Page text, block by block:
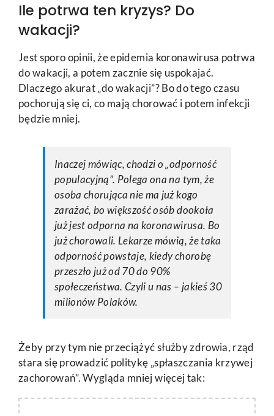
Ile potrwa ten kryzys? Do
wakacji?
Jest sporo opinii, że epidemia koronawirusa potrwa
do wakacji, a potem zacznie się uspokajać.
Dlaczego akurat „do wakacji”? Bo do tego czasu
pochorują się ci, co mają chorować i potem infekcji
będzie mniej.
Inaczej mówiąc, chodzi o „odporność
populacyjną”. Polega ona na tym, że
osoba chorująca nie ma już kogo
zarażać, bo większość osób dookoła
już jest odporna na koronawirusa. Bo
już chorowali. Lekarze mówią, że taka
odporność powstaje, kiedy chorobę
przeszło już od 70 do 90%
społeczeństwa. Czyli u nas – jakieś 30
milionów Polaków.
Żeby przy tym nie przeciążyć służby zdrowia, rząd
stara się prowadzić politykę „spłaszczania krzywej
zachorowań”. Wygląda mniej więcej tak: